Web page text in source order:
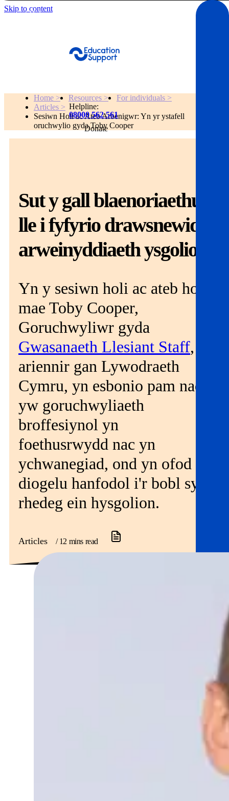
Skip to content
Get help
About
Get involved
News & events
Helpline:
08000 562 561
Subscribe
Helpline:
08000 562 561
Donate
Home > Resources >
For individuals >
Articles >
Sesiwn Holi ac Ateb Arbenigwr: Yn yr ystafell
oruchwylio gyda Toby Cooper
Sut y gall blaenoriaethu
lle i fyfyrio drawsnewid
arweinyddiaeth ysgolion
Yn y sesiwn holi ac ateb hon,
mae Toby Cooper,
Goruchwyliwr gyda
Gwasanaeth Llesiant Staff, a
ariennir gan Lywodraeth
Cymru, yn esbonio pam nad
yw goruchwyliaeth
broffesiynol yn
foethusrwydd nac yn
ychwanegiad, ond yn ofod
diogelu hanfodol i'r bobl sy'n
rhedeg ein hysgolion.
Articles / 12 mins read
Get Help